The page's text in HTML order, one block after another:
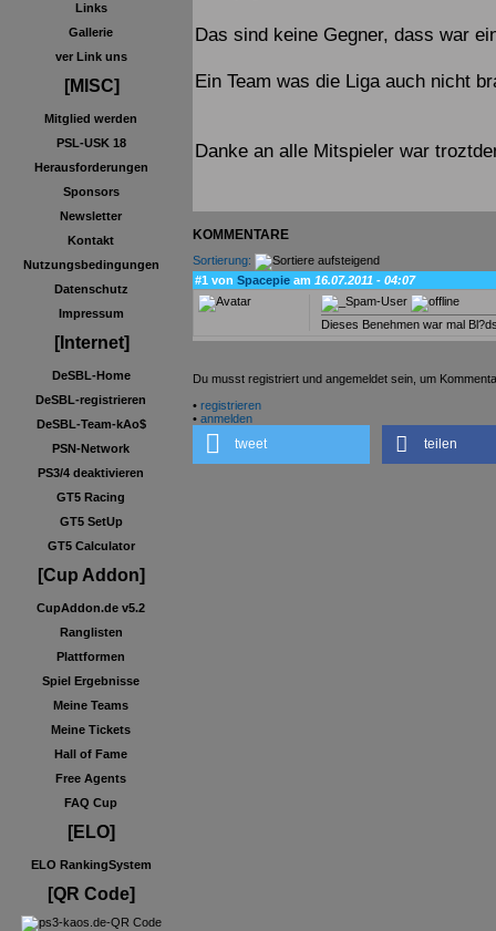
Links
Gallerie
ver Link uns
[MISC]
Mitglied werden
PSL-USK 18
Herausforderungen
Sponsors
Newsletter
Kontakt
Nutzungsbedingungen
Datenschutz
Impressum
[Internet]
DeSBL-Home
DeSBL-registrieren
DeSBL-Team-kAo$
PSN-Network
PS3/4 deaktivieren
GT5 Racing
GT5 SetUp
GT5 Calculator
[Cup Addon]
CupAddon.de v5.2
Ranglisten
Plattformen
Spiel Ergebnisse
Meine Teams
Meine Tickets
Hall of Fame
Free Agents
FAQ Cup
[ELO]
ELO RankingSystem
[QR Code]
Das sind keine Gegner, dass war
Ein Team was die Liga auch nicht
Danke an alle Mitspieler war
KOMMENTARE
Sortierung:
#1 von Spacepie am 16.07.2011 - 04:07
Dieses Benehmen war mal
Du musst registriert und angemeldet sein, um
• registrieren
• anmelden
tweet teilen